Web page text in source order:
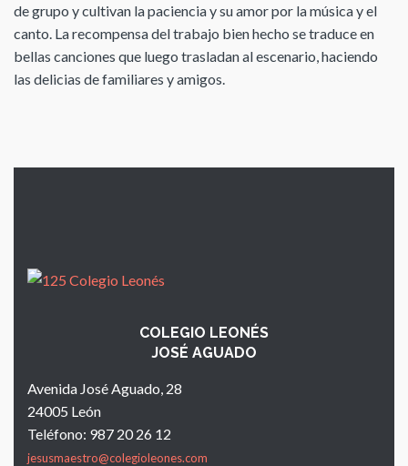
de grupo y cultivan la paciencia y su amor por la música y el
canto. La recompensa del trabajo bien hecho se traduce en
bellas canciones que luego trasladan al escenario, haciendo
las delicias de familiares y amigos.
COLEGIO LEONÉS
JOSÉ AGUADO
Avenida José Aguado, 28
24005 León
Teléfono: 987 20 26 12
jesusmaestro@colegioleones.com